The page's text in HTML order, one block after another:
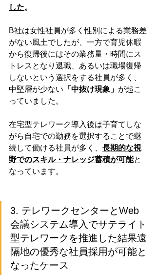
した。
B社は女性社員が多く性別による業務差
がない風土でしたが、一方で育児休暇
から復帰後にはその業務量・時間にス
トレスとなり退職、あるいは職場復帰
しないという選択をする社員が多く、
中堅層が少ない 「中抜け現象」 が起こ
っていました。
在宅型テレワーク導入後は子育てしな
がら自宅での勤務を選択することで継
続して働ける社員が多く、 長期的な視
野でのスキル・ナレッジ蓄積が可能と
なっています。
3. テレワークセンターとWeb
会議システム導入でサテライト
型テレワークを推進した結果遠
隔地の優秀な社員採用が可能と
なったケース